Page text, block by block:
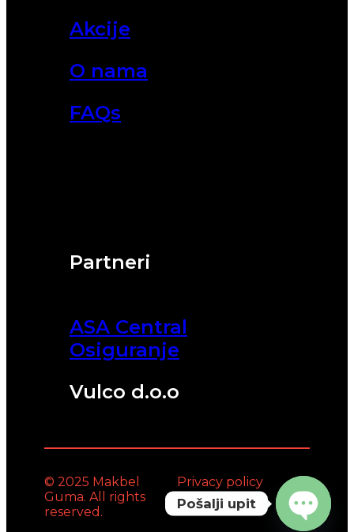
Partneri
ASA Central
Osiguranje
Vulco d.o.o
Akcije
O nama
FAQs
© 2025 Makbel
Guma. All rights
reserved.
Privacy policy
Pošalji upit